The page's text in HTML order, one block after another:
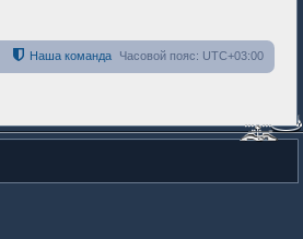
Часовой пояс: UTC+03:00
Наша команда